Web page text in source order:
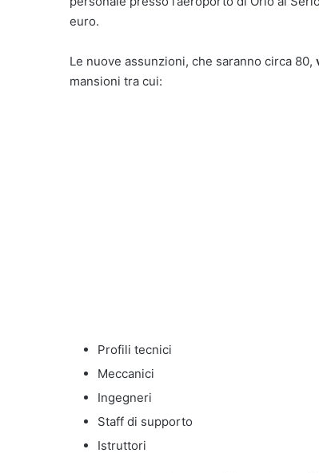
euro.
Le nuove assunzioni, che saranno circa 80,
mansioni tra cui:
Profili tecnici
Meccanici
Ingegneri
Staff di supporto
Istruttori